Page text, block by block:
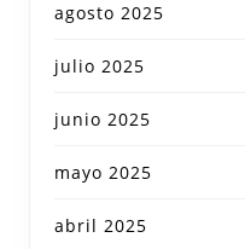
agosto 2025
julio 2025
junio 2025
mayo 2025
abril 2025